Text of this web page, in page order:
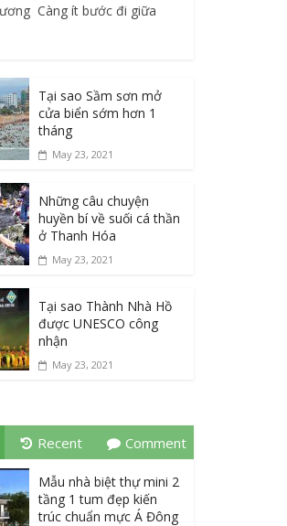
Càng ít bước đi giữa
Tại sao Sầm sơn mở
cửa biển sớm hơn 1
tháng
May 23, 2021
Những câu chuyện
huyền bí về suối cá thần
ở Thanh Hóa
May 23, 2021
Tại sao Thành Nhà Hồ
được UNESCO công
nhận
May 23, 2021
Recent Comment
Mẫu nhà biệt thự mini 2
tầng 1 tum đẹp kiến
trúc chuẩn mực Á Đông